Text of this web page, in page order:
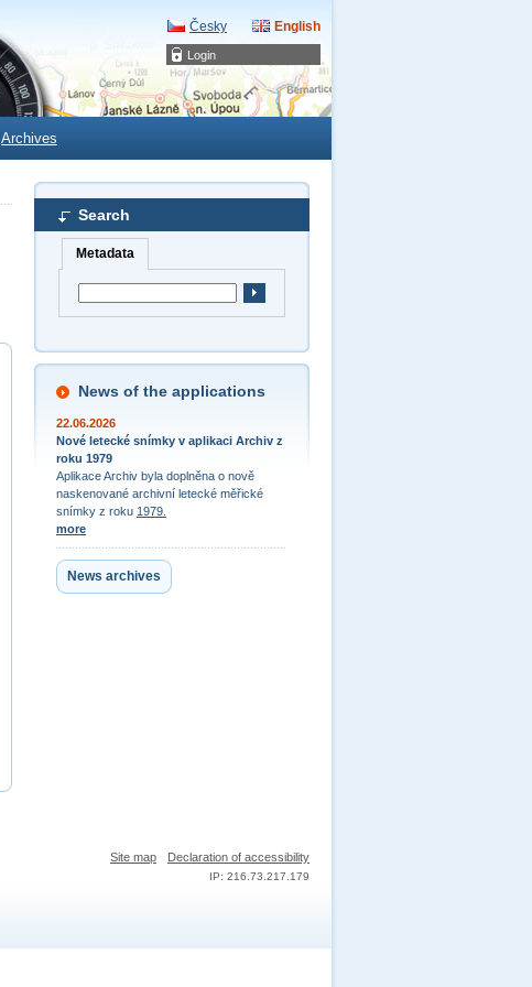
Login
Česky English
Archives
Search
Metadata
News of the applications
22.06.2026
Nové letecké snímky v aplikaci Archiv z
roku 1979
Aplikace Archiv byla doplněna o nově
naskenované archivní letecké měřické
snímky z roku 1979.
more
News archives
Site map Declaration of accessibility
IP: 216.73.217.179